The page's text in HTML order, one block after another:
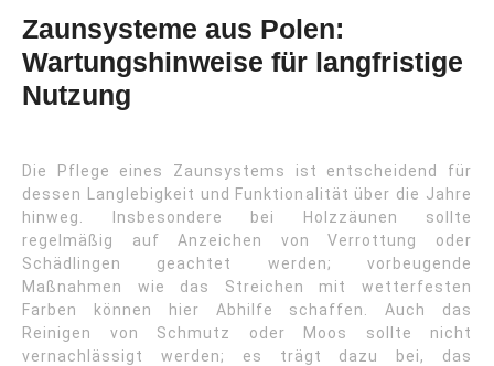
Zaunsysteme aus Polen:
Wartungshinweise für langfristige
Nutzung
Die Pflege eines Zaunsystems ist entscheidend für
dessen Langlebigkeit und Funktionalität über die Jahre
hinweg. Insbesondere bei Holzzäunen sollte
regelmäßig auf Anzeichen von Verrottung oder
Schädlingen geachtet werden; vorbeugende
Maßnahmen wie das Streichen mit wetterfesten
Farben können hier Abhilfe schaffen. Auch das
Reinigen von Schmutz oder Moos sollte nicht
vernachlässigt werden; es trägt dazu bei, das